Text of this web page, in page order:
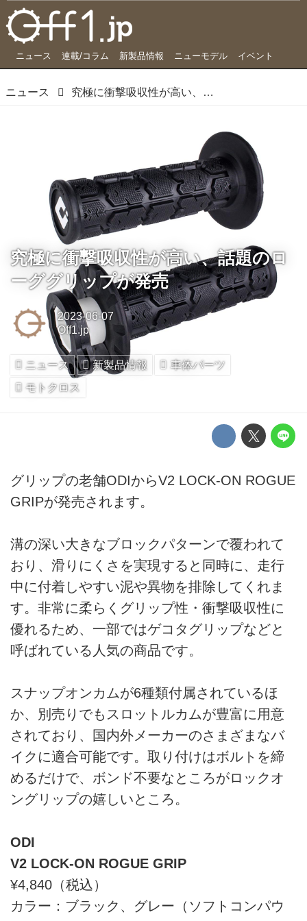
ニュース 連載/コラム 新製品情報 ニューモデル イベント
ニュース 究極に衝撃吸収性が高い、話題のローググリップが発売
究極に衝撃吸収性が高い、話題のロ
ーググリップが発売
2023-06-07
Off1.jp
ニュース 新製品情報
車体パーツ
モトクロス
グリップの老舗ODIからV2 LOCK-ON ROGUE
GRIPが発売されます。
溝の深い大きなブロックパターンで覆われて
おり、滑りにくさを実現すると同時に、走行
中に付着しやすい泥や異物を排除してくれま
す。非常に柔らくグリップ性・衝撃吸収性に
優れるため、一部ではゲコタグリップなどと
呼ばれている人気の商品です。
スナップオンカムが6種類付属されているほ
か、別売りでもスロットルカムが豊富に用意
されており、国内外メーカーのさまざまなバ
イクに適合可能です。取り付けはボルトを締
めるだけで、ボンド不要なところがロックオ
ングリップの嬉しいところ。
ODI
V2 LOCK-ON ROGUE GRIP
¥4,840（税込）
カラー：ブラック、グレー（ソフトコンパウ